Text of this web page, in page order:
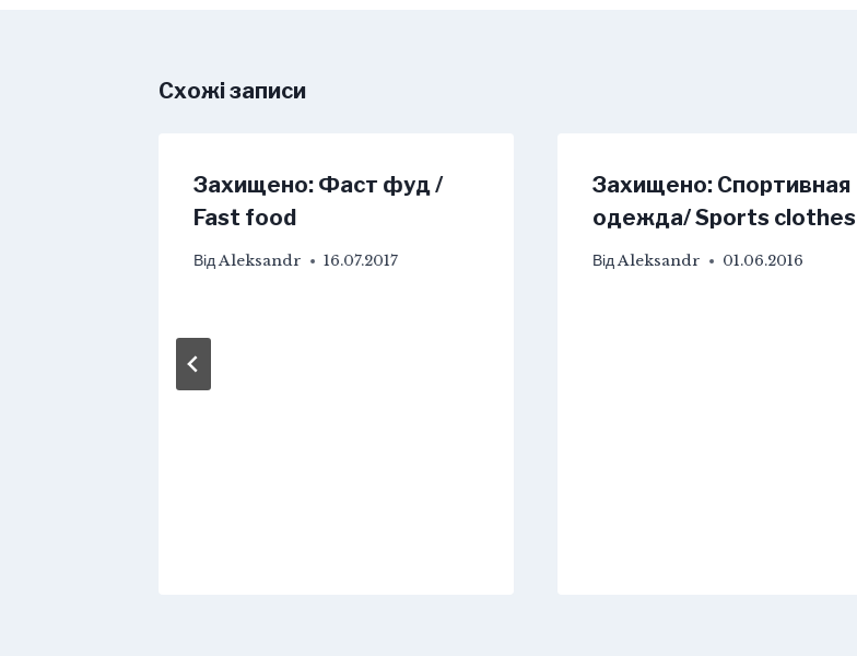
Схожі записи
Захищено: Фаст фуд /
Fast food
ВідAleksandr 16.07.2017
Захищено: Спортивная
одежда/ Sports clothes
ВідAleksandr 01.06.2016